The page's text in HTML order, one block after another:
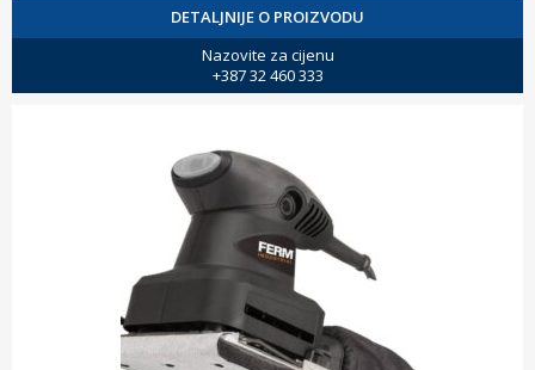
DETALJNIJE O PROIZVODU
Nazovite za cijenu
+387 32 460 333